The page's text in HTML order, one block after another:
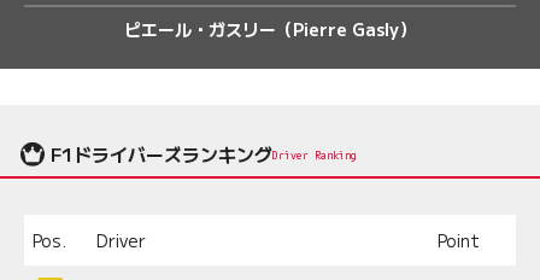
ピエール・ガスリー（Pierre Gasly）
F1ドライバーズランキングDriver Ranking
Pos. Driver Point